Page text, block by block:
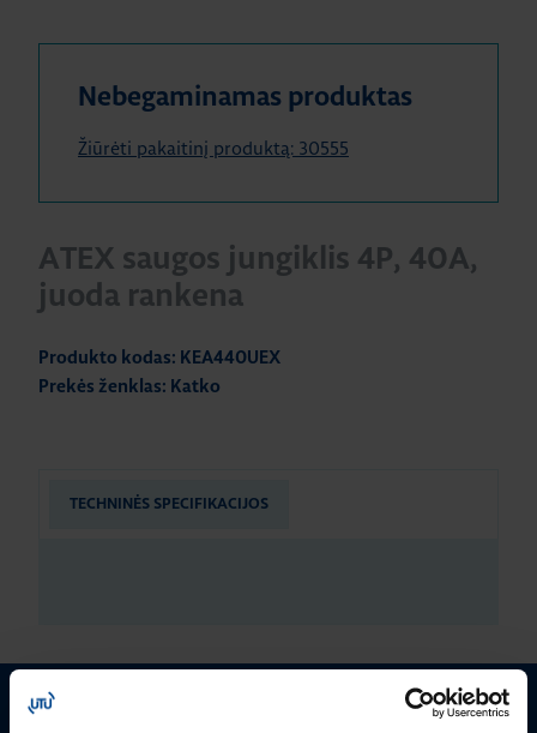
Nebegaminamas produktas
Žiūrėti pakaitinį produktą: 30555
ATEX saugos jungiklis 4P, 40A,
juoda rankena
Produkto kodas: KEA440UEX
Prekės ženklas: Katko
TECHNINĖS SPECIFIKACIJOS